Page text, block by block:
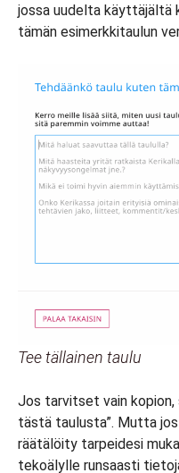
jossa uudelta käyttäjältä
tämän esimerkkitaulun
Tee tällainen taulu
Jos tarvitset vain kopion,
tästä taulusta”. Mutta
räätälöity tarpeidesi
tekoälylle runsaasti